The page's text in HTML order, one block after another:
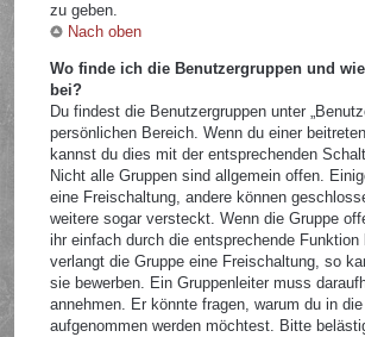
zu geben.
Nach oben
Wo finde ich die Benutzergruppen und
bei?
Du findest die Benutzergruppen unter
persönlichen Bereich. Wenn du einer
kannst du dies mit der entsprechenden
Nicht alle Gruppen sind allgemein offen.
eine Freischaltung, andere können
weitere sogar versteckt. Wenn die Gruppe
ihr einfach durch die entsprechende Funktion
verlangt die Gruppe eine Freischaltung, so
sie bewerben. Ein Gruppenleiter muss
annehmen. Er könnte fragen, warum du in
aufgenommen werden möchtest. Bitte